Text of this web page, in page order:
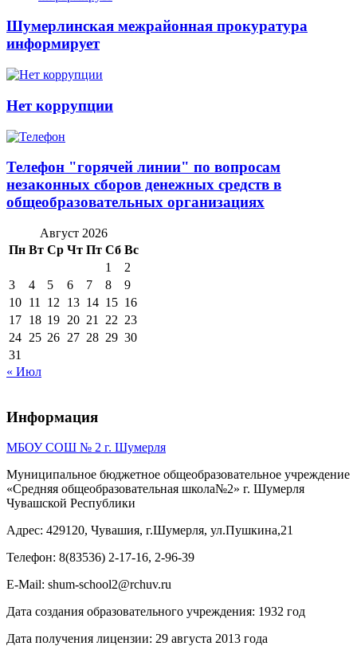
Шумерлинская межрайонная прокуратура
информирует
Нет коррупции
Телефон "горячей линии" по вопросам
незаконных сборов денежных средств в
общеобразовательных организациях
Август 2026
Пн Вт Ср Чт Пт Сб Вс
1
2
3
4 5 6 7 8
9
10 11 12 13 14 15 16
17 18 19 20 21 22 23
24 25 26 27 28 29 30
31
« Июл
Информация
МБОУ СОШ № 2 г. Шумерля
Муниципальное бюджетное общеобразовательное учреждение
«Средняя общеобразовательная школа№2» г. Шумерля
Чувашской Республики
Адрес: 429120, Чувашия, г.Шумерля, ул.Пушкина,21
Телефон: 8(83536) 2-17-16, 2-96-39
E-Mail: shum-school2@rchuv.ru
Дата создания образовательного учреждения: 1932 год
Дата получения лицензии: 29 августа 2013 года